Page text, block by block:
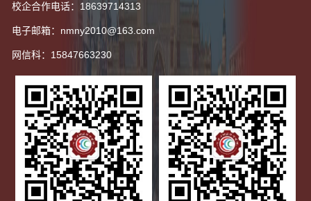
校企合作电话：18639714313
电子邮箱：nmny2010@163.com
网信科：15847663230